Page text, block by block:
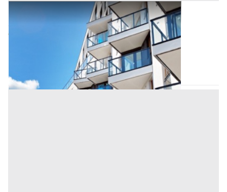
Appartamento all'asta a Salerno
(Salerno)
99.724,07 € 132.965,42 €
AM3331327